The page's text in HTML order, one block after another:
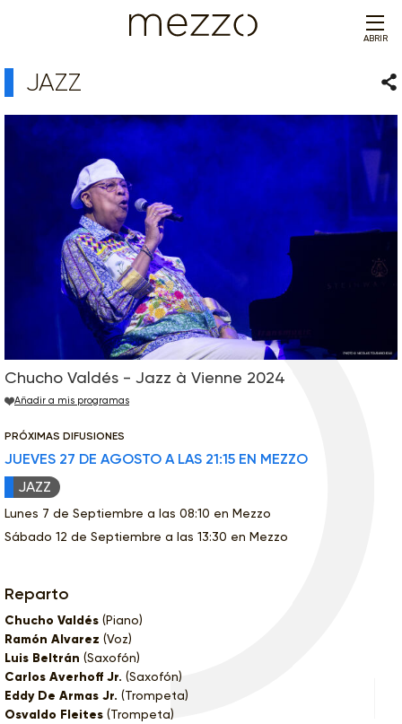
ABRIR
JAZZ
Chucho Valdés - Jazz à Vienne 2024
Añadir a mis programas
PRÓXIMAS DIFUSIONES
JUEVES 27 DE AGOSTO A LAS 21:15 EN MEZZO
JAZZ
Lunes 7 de Septiembre a las 08:10 en Mezzo
Sábado 12 de Septiembre a las 13:30 en Mezzo
Reparto
Chucho Valdés (Piano)
Ramón Alvarez (Voz)
Luis Beltrán (Saxofón)
Carlos Averhoff Jr. (Saxofón)
Eddy De Armas Jr. (Trompeta)
Osvaldo Fleites (Trompeta)